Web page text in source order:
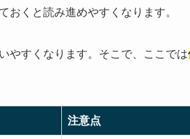
おくと読み進めやすくなります。
やすくなります。そこで、ここでは
注意点